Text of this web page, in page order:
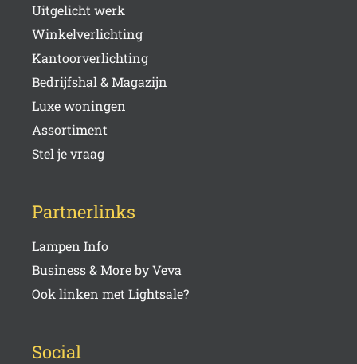
Uitgelicht werk
Winkelverlichting
Kantoorverlichting
Bedrijfshal & Magazijn
Luxe woningen
Assortiment
Stel je vraag
Partnerlinks
Lampen Info
Business & More by Veva
Ook linken met Lightsale?
Social